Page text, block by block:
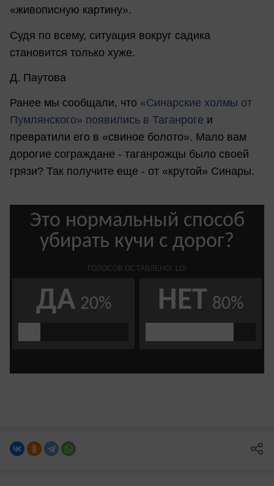
«живописную картину».
Судя по всему, ситуация вокруг садика
становится только хуже.
Д. Паутова
Ранее мы сообщали, что «Синарские холмы от
Пумлянского» появились в Таганроге и
превратили его в «свиное болото». Мало вам
дорогие сограждане - таганрожцы было своей
грязи? Так получите еще - от «крутой» Синары.